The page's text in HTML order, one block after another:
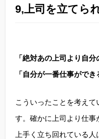
9,上司を立てら
「絶対あの上司より自
「自分が一番仕事ができ
こういったことを考え
す。確かに上司より仕事
上手く立ち回れている人